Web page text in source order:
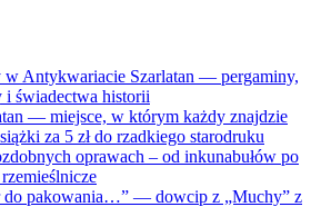
w Antykwariacie Szarlatan — pergaminy,
i świadectwa historii
— miejsce, w którym każdy znajdzie
za 5 zł do rzadkiego starodruku
oprawach – od inkunabułów po
do pakowania…” — dowcip z „Muchy” z